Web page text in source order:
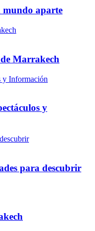
aparte
Marrakech
y Información
y
para descubrir